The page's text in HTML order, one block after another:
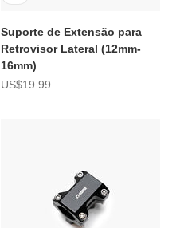
Suporte de Extensão para
Retrovisor Lateral (12mm-
16mm)
Preço de promoção
US$19.99